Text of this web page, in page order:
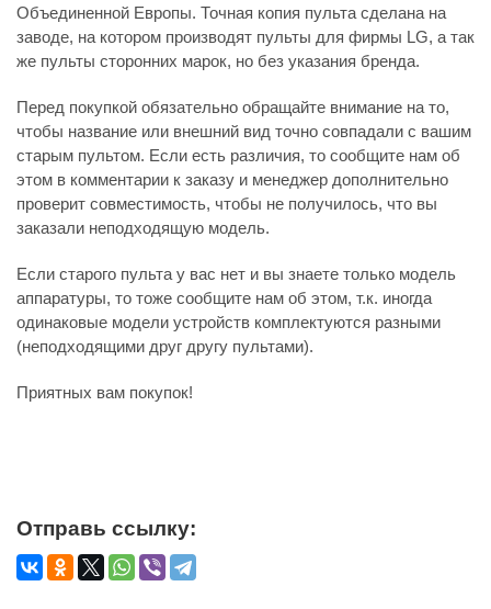
Объединенной Европы. Точная копия пульта сделана на
заводе, на котором производят пульты для фирмы LG, а так
же пульты сторонних марок, но без указания бренда.
Перед покупкой обязательно обращайте внимание на то,
чтобы название или внешний вид точно совпадали с вашим
старым пультом. Если есть различия, то сообщите нам об
этом в комментарии к заказу и менеджер дополнительно
проверит совместимость, чтобы не получилось, что вы
заказали неподходящую модель.
Если старого пульта у вас нет и вы знаете только модель
аппаратуры, то тоже сообщите нам об этом, т.к. иногда
одинаковые модели устройств комплектуются разными
(неподходящими друг другу пультами).
Приятных вам покупок!
Отправь ссылку: